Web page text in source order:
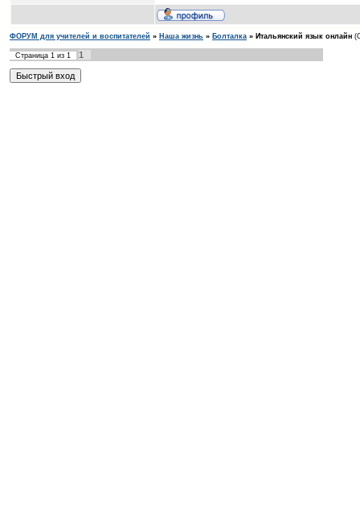
ФОРУМ для учителей и воспитателей » Наша жизнь » Болталка » Итальянский язык онлайн
Страница 1 из 1 1